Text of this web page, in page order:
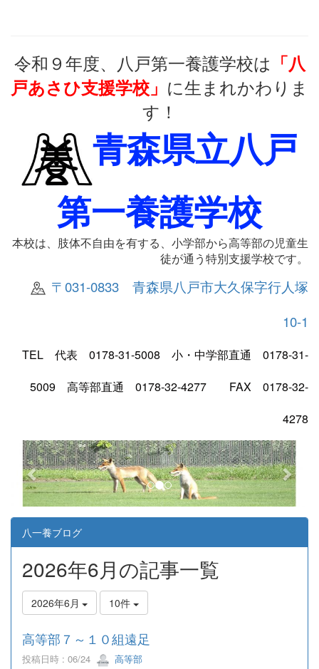
令和９年度、八戸第一養護学校は 「八
戸あさひ支援学校」 に生まれかわりま
す！
青森県立八戸
第一養護学校
本校は、肢体不自由を有する、小学部から高等部の児童生
徒が通う特別支援学校です。
〒031-0833 青森県八戸市大久保字行人塚
10-1
TEL 代表 0178-31-5008 小・中学部直通 0178-31-
5009 高等部直通 0178-32-4277 FAX 0178-32-
4278
p
r
e
v
i
o
u
s
n
e
x
t
八一養ブログ
2026年6月の記事一覧
2026年6月 10件
高等部７～１０組遠足
投稿日時 : 06/24 高等部